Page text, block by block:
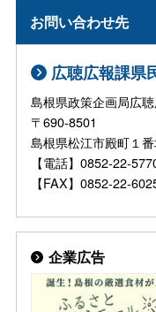
お問い合わせ先
広聴広報課県
島根県政策企画局広
〒690-8501
島根県松江市殿町
【電話】0852-22-
【FAX】0852-22-
企業広告